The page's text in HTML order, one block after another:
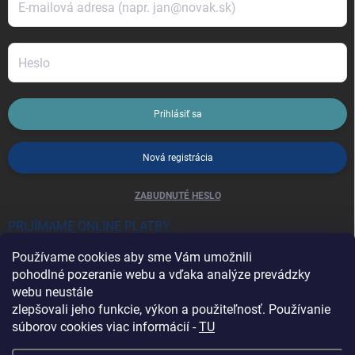
Používame cookies aby sme Vám umožnili
pohodlné pozeranie webu a vďaka analýze prevádzky
webu neustále
zlepšovali jeho funkcie, výkon a použiteľnosť. Používanie
súborov cookies viac informácií -TU
Prihlásiť sa
Nová registrácia
ZABUDNUTÉ HESLO
PRIJÍMAME ONLINE PLATBY
Heureka.sk